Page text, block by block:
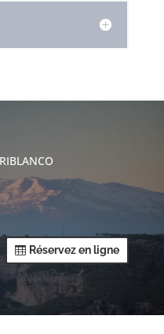
Réservez en ligne